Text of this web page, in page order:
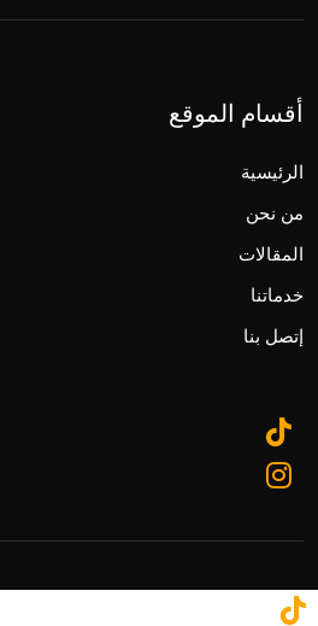
أقسام الموقع
الرئيسية
من نحن
المقالات
خدماتنا
إتصل بنا